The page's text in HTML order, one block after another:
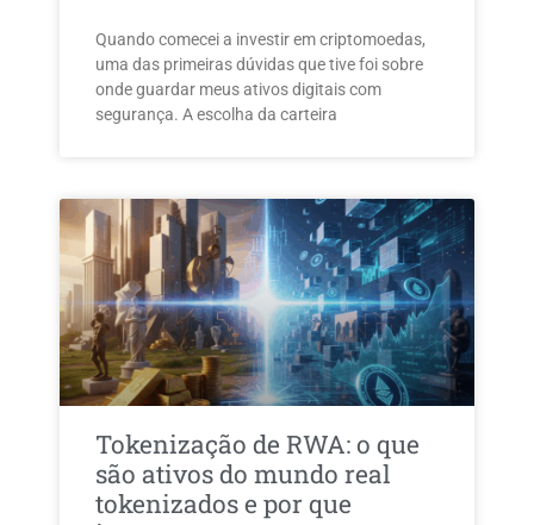
Quando comecei a investir em criptomoedas,
uma das primeiras dúvidas que tive foi sobre
onde guardar meus ativos digitais com
segurança. A escolha da carteira
Tokenização de RWA: o que
são ativos do mundo real
tokenizados e por que